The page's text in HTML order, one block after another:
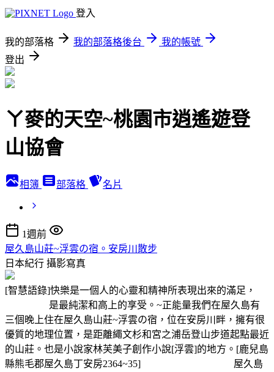
登入
我的部落格 我的部落格後台
我的帳號
登出
ㄚ麥的天空~桃園市逍遙遊登
山協會
相簿 部落格 名片
1週前
屋久島山莊~浮雲の宿。安房川散步
日本紀行 攝影寫真
[智慧語錄]快樂是一個人的心靈和精神所表現出來的滿足，
是最純潔和高上的享受。~正能量我們在屋久島有
三個晚上住在屋久島山莊~浮雲の宿，位在安房川畔，擁有很
優質的地理位置，是距離繩文杉和宮之浦岳登山步道起點最近
的山莊。也是小說家林芙美子創作小說[浮雲]的地方。[鹿兒島
縣熊毛郡屋久島丁安房2364~35] 屋久島